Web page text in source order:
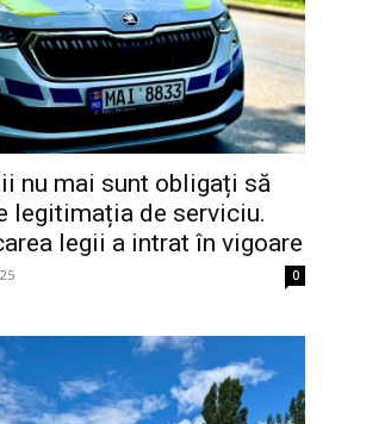
nu mai sunt obligați să
legitimația de serviciu.
legii a intrat în vigoare
0